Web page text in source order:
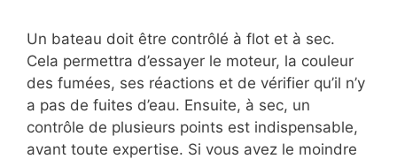
Un bateau doit être contrôlé à flot et à sec.
Cela permettra d’essayer le moteur, la couleur
des fumées, ses réactions et de vérifier qu’il n’y
a pas de fuites d’eau. Ensuite, à sec, un
contrôle de plusieurs points est indispensable,
avant toute expertise. Si vous avez le moindre